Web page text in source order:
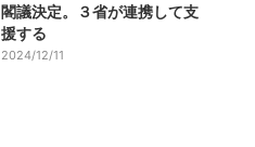
閣議決定。３省が連携して支
援する
2024/12/11